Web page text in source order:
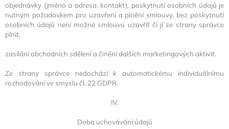
objednávky (jméno a adresa, kontakt), poskytnutí osobních údajů je
nutným požadavkem pro uzavření a plnění smlouvy, bez poskytnutí
osobních údajů není možné smlouvu uzavřít či jí ze strany správce
plnit,
zasílání obchodních sdělení a činění dalších marketingových aktivit.
Ze strany správce nedochází k automatickému individuálnímu
rozhodování ve smyslu čl. 22 GDPR.
IV.
Doba uchovávání údajů